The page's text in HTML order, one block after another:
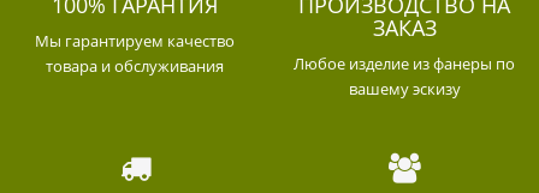
Мы гарантируем качество
товара и обслуживания
ЗАКАЗ
Любое изделие из фанеры по
вашему эскизу